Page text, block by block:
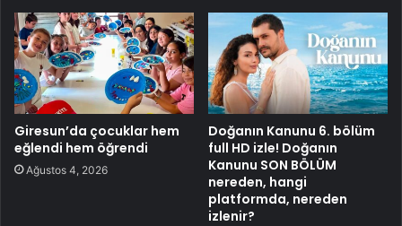
Giresun’da çocuklar hem
eğlendi hem öğrendi
Ağustos 4, 2026
Doğanın Kanunu 6. bölüm
full HD izle! Doğanın
Kanunu SON BÖLÜM
nereden, hangi
platformda, nereden
izlenir?